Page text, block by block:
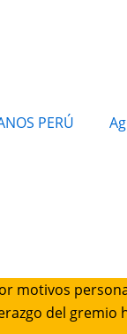
PERÚ
motivos
del gremio